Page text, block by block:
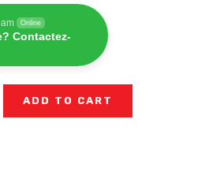
Online
Contactez-
ADD TO CART